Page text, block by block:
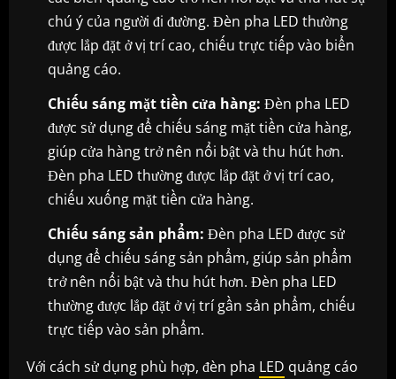
chú ý của người đi đường. Đèn pha LED thường
được lắp đặt ở vị trí cao, chiếu trực tiếp vào biển
quảng cáo.
Chiếu sáng mặt tiền cửa hàng: Đèn pha LED
được sử dụng để chiếu sáng mặt tiền cửa hàng,
giúp cửa hàng trở nên nổi bật và thu hút hơn.
Đèn pha LED thường được lắp đặt ở vị trí cao,
chiếu xuống mặt tiền cửa hàng.
Chiếu sáng sản phẩm: Đèn pha LED được sử
dụng để chiếu sáng sản phẩm, giúp sản phẩm
trở nên nổi bật và thu hút hơn. Đèn pha LED
thường được lắp đặt ở vị trí gần sản phẩm, chiếu
trực tiếp vào sản phẩm.
Với cách sử dụng phù hợp, đèn pha LED quảng cáo